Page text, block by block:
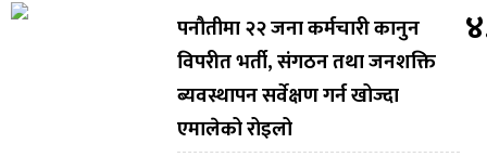
पनौतीमा २२ जना कर्मचारी कानुन
विपरीत भर्ती, संगठन तथा जनशक्ति
ब्यवस्थापन सर्वेक्षण गर्न खोज्दा
एमालेको रोइलो